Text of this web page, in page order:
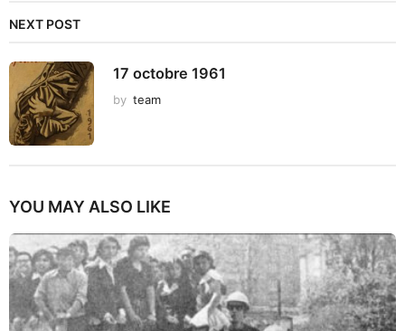
NEXT POST
17 octobre 1961
by team
YOU MAY ALSO LIKE